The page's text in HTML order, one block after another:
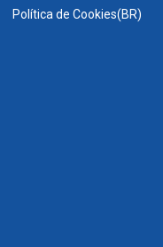
Política de Cookies(BR)